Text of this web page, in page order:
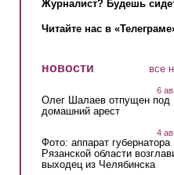
Журналист? Будешь
Читайте нас в
новости все
6
Олег Шалаев отпущен под
домашний арест
4
Фото: аппарат губернатора
Рязанской области
выходец из Челябинска